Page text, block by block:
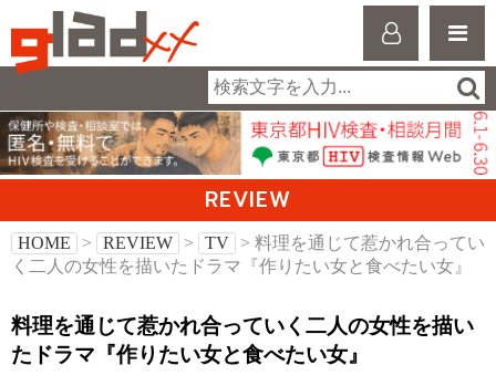
REVIEW
HOME > REVIEW > TV
> 料理を通じて惹かれ合ってい
く二人の女性を描いたドラマ『作りたい女と食べたい女』
料理を通じて惹かれ合っていく二人の女性を描い
たドラマ『作りたい女と食べたい女』